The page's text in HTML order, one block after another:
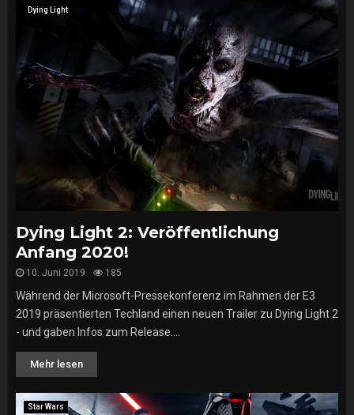
Dying Light
Dying Light 2: Veröffentlichung
Anfang 2020!
10. Juni 2019 185
Während der Microsoft-Pressekonferenz im Rahmen der E3
2019 präsentierten Techland einen neuen Trailer zu Dying Light 2
- und gaben Infos zum Release....
Mehr lesen
Star Wars